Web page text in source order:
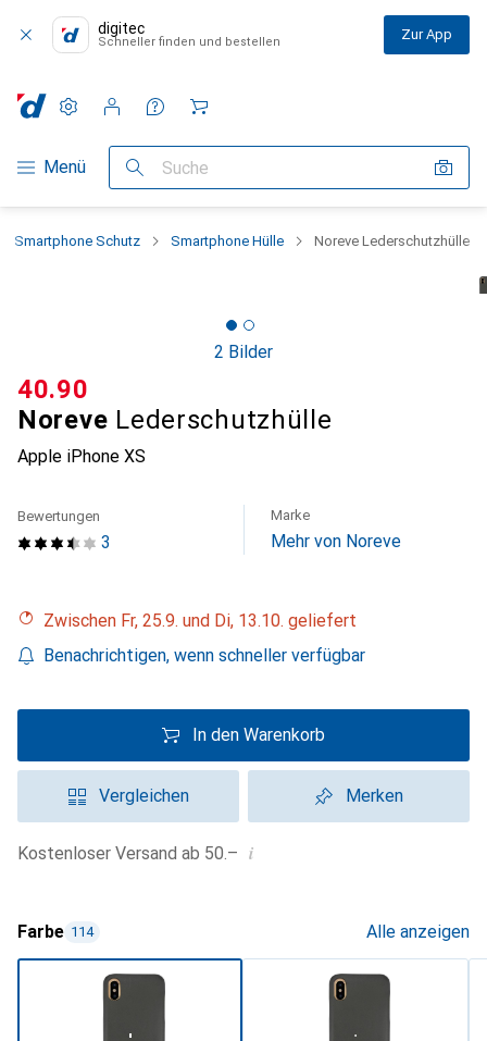
digitec
Schneller finden und bestellen Zur App
Navigation nach Kategorien
Menü Suche
Einstellungen
Kundenkonto
Vergleichslisten
Merklisten
Warenkorb
Smartphone Schutz Smartphone Hülle Noreve Lederschutzhülle
2 Bilder
Noreve Lederschutzhülle
Apple iPhone XS
CHF
40.90
3
Bewertungen Marke
Mehr von Noreve
Zwischen Fr, 25.9. und Di, 13.10. geliefert
Benachrichtigen, wenn schneller verfügbar
In den Warenkorb
Vergleichen Merken
Kostenloser Versand ab 50.– i
Farbe 114 Alle anzeigen